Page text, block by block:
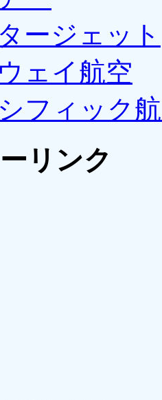
ージェット
ェイ航空
フィック
リンク